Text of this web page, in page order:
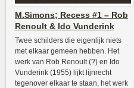
M.Simons; Recess #1 – Rob
Renoult & Ido Vunderink
Twee schilders die eigenlijk niets
met elkaar gemeen hebben. Het
werk van Rob Renoult (?) en Ido
Vunderink (1955) lijkt lijnrecht
tegenover elkaar te staan, het werk